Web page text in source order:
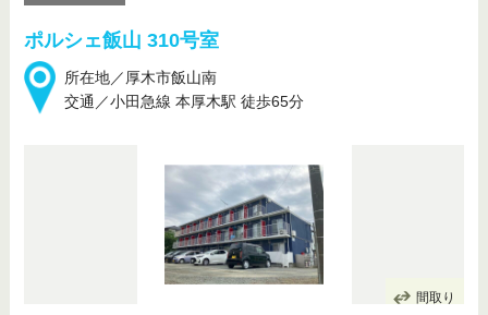
ポルシェ飯山 310号室
所在地／厚木市飯山南
交通／小田急線 本厚木駅 徒歩65分
間取り